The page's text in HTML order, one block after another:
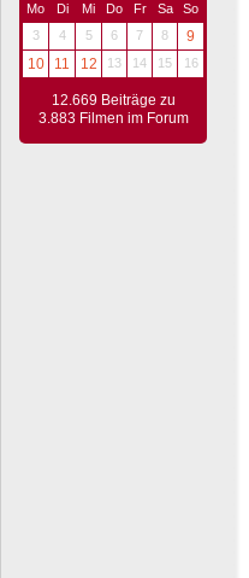
Mo Di Mi Do Fr Sa
So
3
4 5 6 7 8
9
10
11 12 13 14 15 16
12.669 Beiträge zu
3.883 Filmen im Forum